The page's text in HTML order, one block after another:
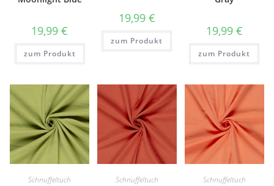
19,99€
zum Produkt
19,99 €
zum Produkt
19,99 €
zum Produkt
Schnuffeltuch Schnuffeltuch Schnuffeltuch